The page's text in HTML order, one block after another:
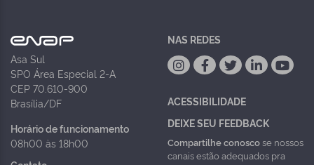
Asa Sul
SPO Área Especial 2-A
CEP 70.610-900
Brasília/DF
Horário de funcionamento
08h00 às 18h00
NAS REDES
ACESSIBILIDADE
DEIXE SEU FEEDBACK
Compartilhe conoscose nossos
canais estão adequados pra